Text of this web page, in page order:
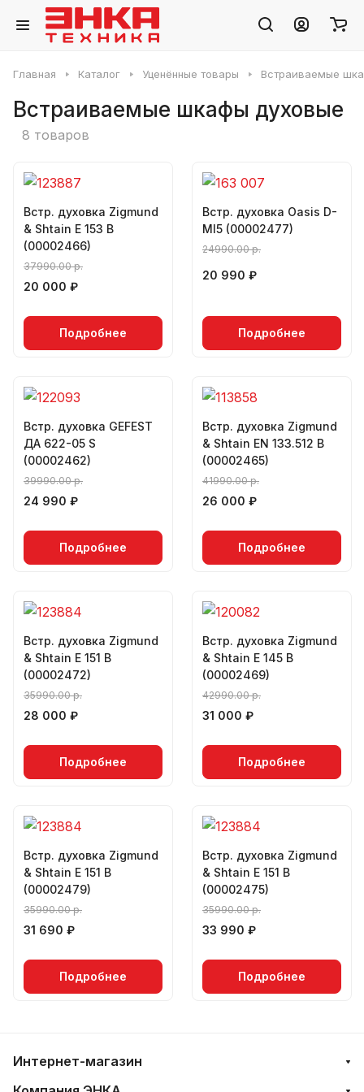
Главная Каталог Уценённые товары Встраиваемые
Встраиваемые шкафы духовые
8 товаров
Встр. духовка Zigmund
& Shtain E 153 B
(00002466)
37990.00 р.
20 000 ₽
Подробнее
Встр. духовка Oasis D-
MI5 (00002477)
24990.00 р.
20 990 ₽
Подробнее
Встр. духовка GEFEST
ДА 622-05 S
(00002462)
39990.00 р.
24 990 ₽
Подробнее
Встр. духовка Zigmund
& Shtain EN 133.512 B
(00002465)
41990.00 р.
26 000 ₽
Подробнее
Встр. духовка Zigmund
& Shtain E 151 B
(00002472)
35990.00 р.
28 000 ₽
Подробнее
Встр. духовка Zigmund
& Shtain E 145 B
(00002469)
42990.00 р.
31 000 ₽
Подробнее
Встр. духовка Zigmund
& Shtain E 151 B
(00002479)
35990.00 р.
31 690 ₽
Подробнее
Встр. духовка Zigmund
& Shtain E 151 B
(00002475)
35990.00 р.
33 990 ₽
Подробнее
Интернет-магазин